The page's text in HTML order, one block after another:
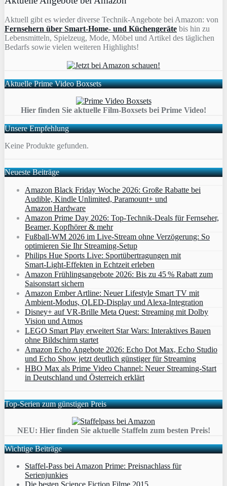
Aktuell gibt es wieder diverse Technik-Angebote bei Amazon: von
Fernsehern über Smart-Home- und Küchengeräte bis hin zu
Lebensmitteln, Spielzeug, Mode, Möbel und Artikel des täglichen
Bedarfs sowie vielen weiteren Highlights!
Aktuelle Prime Video Boxsets
Hier finden Sie aktuelle Film-Boxsets bei Prime Video!
Unsere Empfehlung
Keine Produkte gefunden.
Neueste Beiträge
Amazon Black Friday Woche 2026: Große Rabatte bei
Audible, Kindle Unlimited, Paramount+ und
Amazon Hardware
Amazon Prime Day 2026: Top-Technik-Deals für Fernseher,
Beamer, Kopfhörer & mehr
Fußball-WM 2026 im Live-Stream ohne Verzögerung: So
optimieren Sie Ihr Streaming-Setup
Philips Hue Sports Live: Sportübertragungen mit
Smart‑Light‑Effekten in Echtzeit erleben
Amazon Frühlingsangebote 2026: Bis zu 45 % Rabatt zum
Saisonstart sichern
Amazon Ember Artline: Neuer Lifestyle Smart TV mit
Ambient‑Modus, QLED‑Display und Alexa‑Integration
Disney+ auf VR-Brille Meta Quest: Streaming mit Dolby
Vision und Atmos
LEGO Smart Play erweitert Star Wars: Interaktives Bauen
ohne Bildschirm startet
Amazon Echo Angebote 2026: Echo Dot Max, Echo Studio
und Echo Show jetzt deutlich günstiger für Streaming
HBO Max als Prime Video Channel: Neuer Streaming‑Start
in Deutschland und Österreich erklärt
Top-Serien zum günstigen Preis
NEU: Hier finden Sie aktuelle Staffeln zum besten Preis!
Wichtige Beiträge
Staffel-Pass bei Amazon Prime: Preisnachlass für
Serienjunkies